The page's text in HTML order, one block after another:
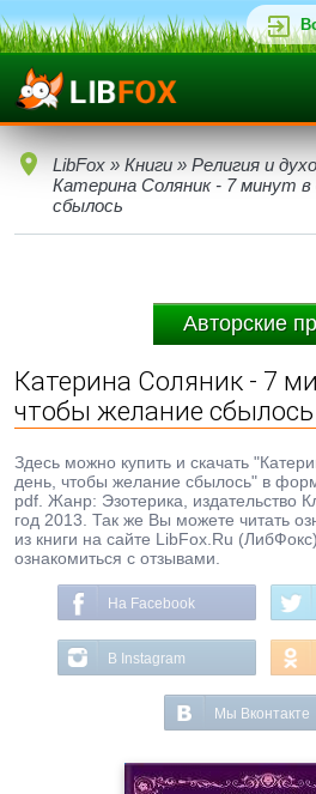
LibFox » Книги » Религия и
Катерина Соляник - 7 минут
сбылось
Авторские
Катерина Соляник - 7
чтобы желание сбылось
Здесь можно купить и скачать
день, чтобы желание сбылось" в
pdf. Жанр: Эзотерика, издательство
год 2013. Так же Вы можете читать
из книги на сайте LibFox.Ru
ознакомиться с отзывами.
На Facebook
В Instagram
Мы Вконтакте